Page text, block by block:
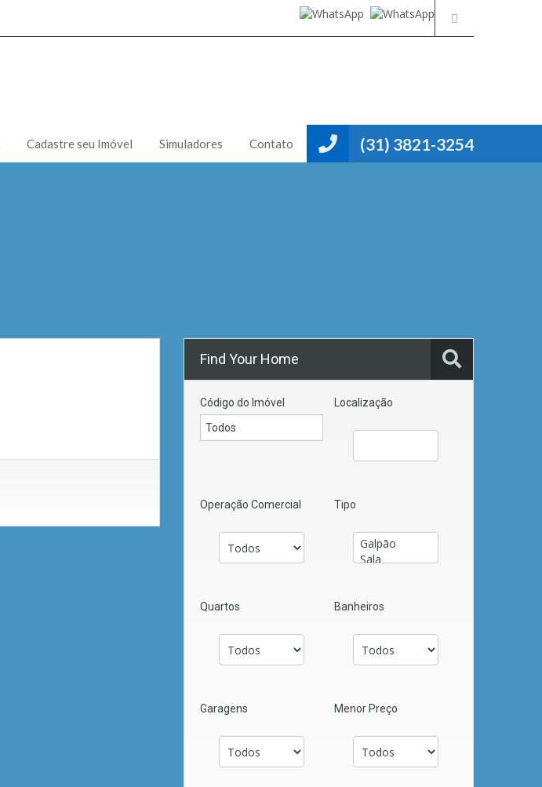
(31) 3821-3254
Cadastre seu Imóvel Simuladores Contato
Find Your Home
Código do Imóvel Localização
Operação Comercial Tipo
Quartos Banheiros
Garagens Menor Preço